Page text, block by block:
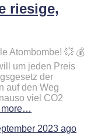
riesige,
Atombombe! 💥 💰
um jeden Preis
der
auf den Weg
viel CO2
more…
2023 ago